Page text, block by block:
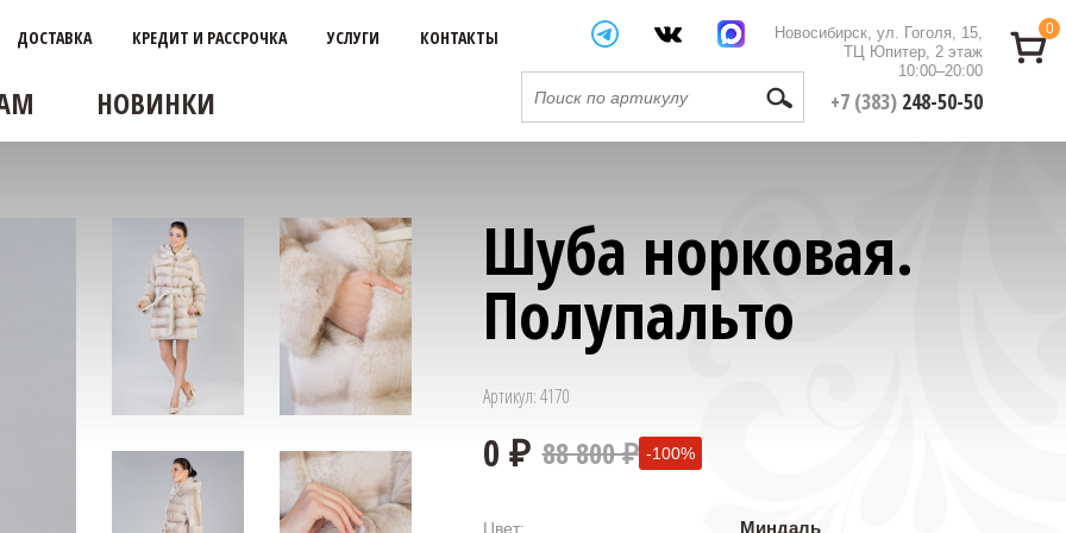
Новосибирск, ул. Гоголя, 15,
ТЦ Юпитер, 2 этаж
10:00–20:00
+7 (383) 248-50-50
ДОСТАВКА КРЕДИТ И РАССРОЧКА УСЛУГИ КОНТАКТЫ
НОВИНКИ
0
Шуба норковая.
Полупальто
Артикул: 4170
88 800 ₽ -100%
Цвет: Миндаль